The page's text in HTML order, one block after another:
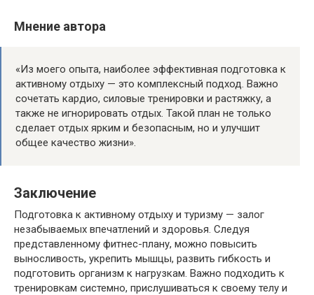
Мнение автора
«Из моего опыта, наиболее эффективная подготовка к
активному отдыху — это комплексный подход. Важно
сочетать кардио, силовые тренировки и растяжку, а
также не игнорировать отдых. Такой план не только
сделает отдых ярким и безопасным, но и улучшит
общее качество жизни».
Заключение
Подготовка к активному отдыху и туризму — залог
незабываемых впечатлений и здоровья. Следуя
представленному фитнес-плану, можно повысить
выносливость, укрепить мышцы, развить гибкость и
подготовить организм к нагрузкам. Важно подходить к
тренировкам системно, прислушиваться к своему телу и